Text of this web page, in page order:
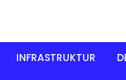
INFRASTRUKTUR